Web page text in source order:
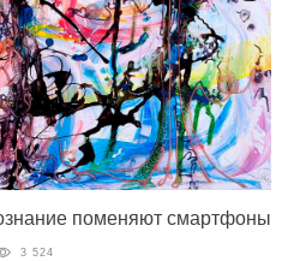
поменяют смартфоны
3 524